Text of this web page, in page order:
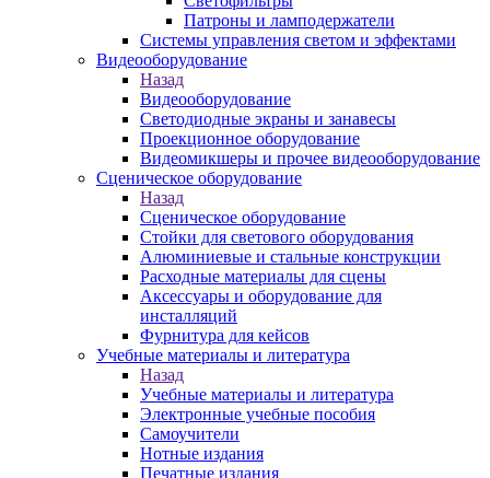
Патроны и ламподержатели
Системы управления светом и эффектами
Видеооборудование
Назад
Видеооборудование
Светодиодные экраны и занавесы
Проекционное оборудование
Видеомикшеры и прочее видеооборудование
Сценическое оборудование
Назад
Сценическое оборудование
Стойки для светового оборудования
Алюминиевые и стальные конструкции
Расходные материалы для сцены
Аксессуары и оборудование для
инсталляций
Фурнитура для кейсов
Учебные материалы и литература
Назад
Учебные материалы и литература
Электронные учебные пособия
Самоучители
Нотные издания
Печатные издания